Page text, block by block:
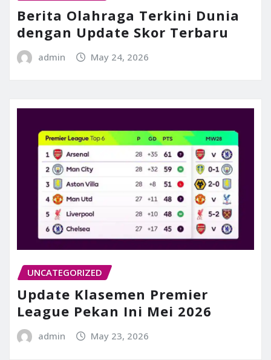
Berita Olahraga Terkini Dunia
dengan Update Skor Terbaru
admin May 24, 2026
UNCATEGORIZED
Update Klasemen Premier
League Pekan Ini Mei 2026
admin May 23, 2026